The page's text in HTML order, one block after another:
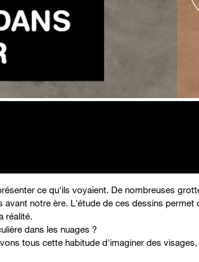
ce qu'ils voyaient. De nombreuses
notre ère. L'étude de ces dessins permet
réalité.
dans les nuages ?
tous cette habitude d'imaginer des